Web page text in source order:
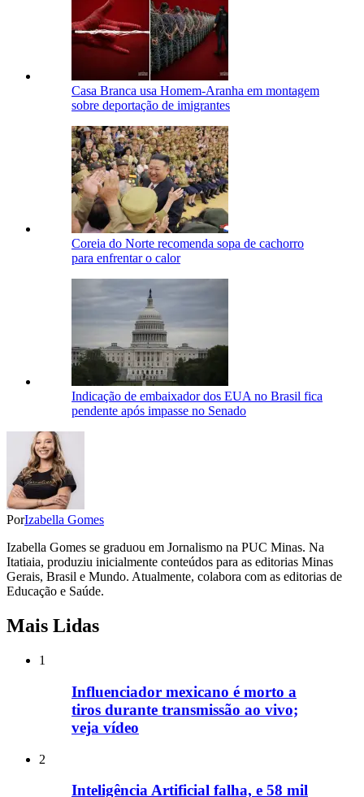
Casa Branca usa Homem-Aranha em montagem
sobre deportação de imigrantes
Coreia do Norte recomenda sopa de cachorro
para enfrentar o calor
Indicação de embaixador dos EUA no Brasil fica
pendente após impasse no Senado
PorIzabella Gomes
Izabella Gomes se graduou em Jornalismo na PUC Minas. Na
Itatiaia, produziu inicialmente conteúdos para as editorias Minas
Gerais, Brasil e Mundo. Atualmente, colabora com as editorias de
Educação e Saúde.
Mais Lidas
1
Influenciador mexicano é morto a
tiros durante transmissão ao vivo;
veja vídeo
2
Inteligência Artificial falha, e 58 mil